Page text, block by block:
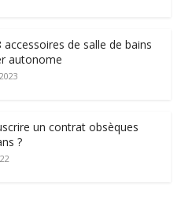
accessoires de salle de bains
autonome
un contrat obsèques
?